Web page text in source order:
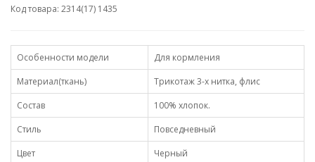
Код товара: 2314(17) 1435
Особенности модели
Для кормления
Материал(ткань)
Трикотаж 3-х нитка, флис
Состав
100% хлопок.
Стиль
Повседневный
Цвет
Черный